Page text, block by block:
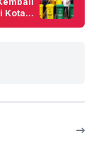
Kota...